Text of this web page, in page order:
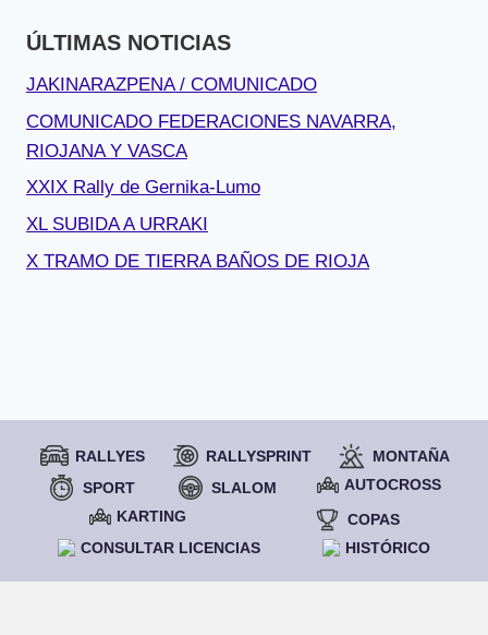
ÚLTIMAS NOTICIAS
JAKINARAZPENA / COMUNICADO
COMUNICADO FEDERACIONES NAVARRA,
RIOJANA Y VASCA
XXIX Rally de Gernika-Lumo
XL SUBIDA A URRAKI
X TRAMO DE TIERRA BAÑOS DE RIOJA
RALLYES RALLYSPRINT
MONTAÑA
SPORT
SLALOM
AUTOCROSS
KARTING
COPAS
CONSULTAR LICENCIAS
HISTÓRICO